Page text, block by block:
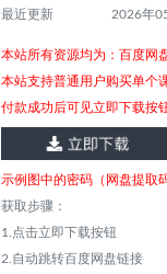
最近更新 2026年
本站所有资源均为：百度网
本站支持普通用户购买单个
付款成功后可见立即下载按
示例图中的密码（网盘提取
获取步骤：
1.点击立即下载按钮
2.自动跳转百度网盘链接